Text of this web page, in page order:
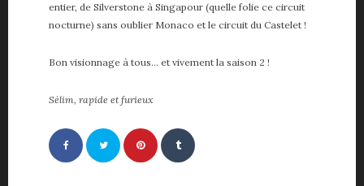
entier, de Silverstone à Singapour (quelle folie ce circuit
nocturne) sans oublier Monaco et le circuit du Castelet !
Bon visionnage à tous… et vivement la saison 2 !
Sélim, rapide et furieux